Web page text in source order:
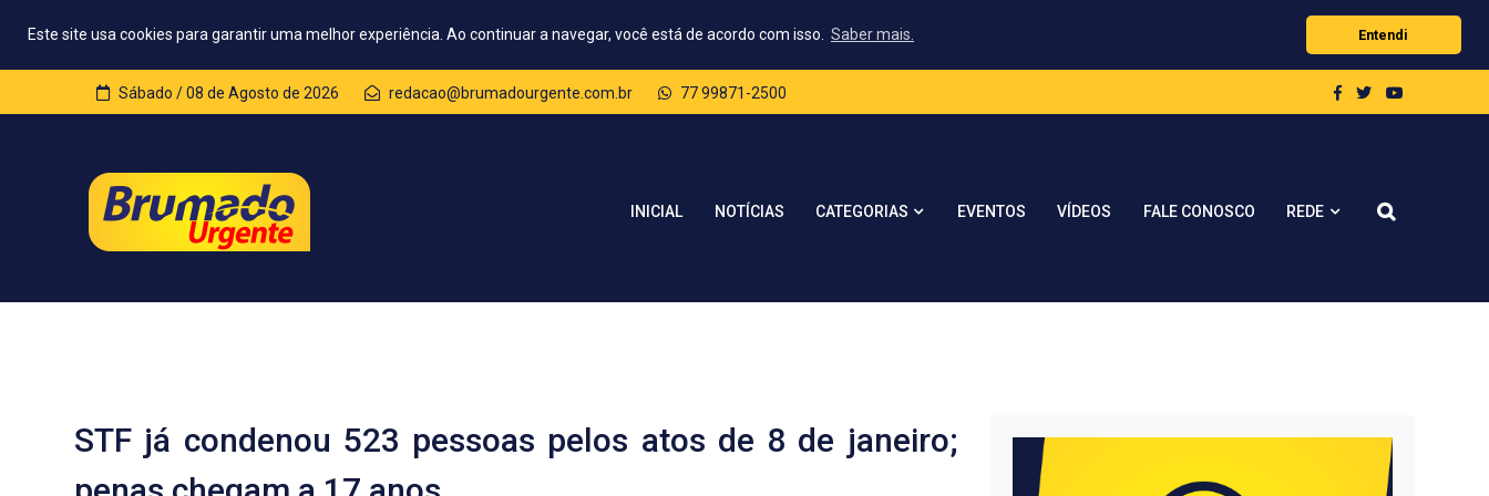
Este site usa cookies para garantir uma melhor experiência. Ao continuar a navegar, você está de acordo com isso. Saber mais. Entendi
Sábado / 08 de Agosto de 2026 redacao@brumadourgente.com.br 77 99871-2500
INICIAL NOTÍCIAS CATEGORIAS EVENTOS VÍDEOS FALE CONOSCO REDE
STF já condenou 523 pessoas pelos atos de 8 de janeiro;